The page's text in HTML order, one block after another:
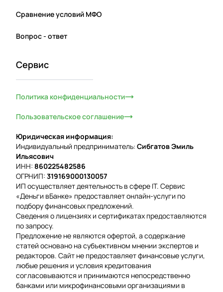
Сравнение условий МФО
Вопрос - ответ
Сервис
Политика конфиденциальности
Пользовательское соглашение
Юридическая информация:
Индивидуальный предприниматель: Сибгатов Эмиль
Ильясович
ИНН: 860225482586
ОГРНИП: 319169000130057
ИП осуществляет деятельность в сфере IT. Сервис
«Деньги вБанке» предоставляет онлайн-услуги по
подбору финансовых предложений.
Сведения о лицензиях и сертификатах предоставляются
по запросу.
Предложение не являются офертой, а содержание
статей основано на субъективном мнении экспертов и
редакторов. Сайт не предоставляет финансовые услуги,
любые решения и условия кредитования
согласовываются и принимаются непосредственно
банками или микрофинансовыми организациями в